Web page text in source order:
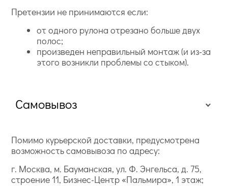
Претензии не принимаются если:
от одного рулона отрезано больше двух
полос;
произведен неправильный монтаж (и из-за
этого возникли проблемы со стыком).
Самовывоз
Помимо курьерской доставки, предусмотрена
возможность самовывоза по адресу:
г. Москва, м. Бауманская, ул. Ф. Энгельса, д. 75,
строение 11, Бизнес-Центр «Пальмира», 1 этаж;